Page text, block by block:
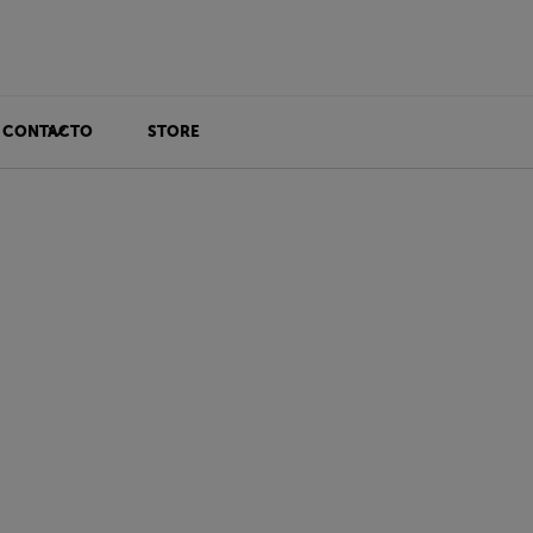
CONTACTO STORE